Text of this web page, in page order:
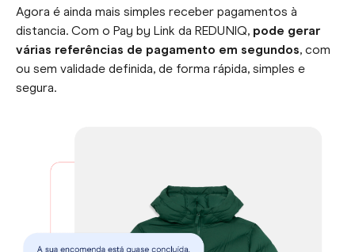
Agora é ainda mais simples receber pagamentos à
distancia. Com o Pay by Link da REDUNIQ, pode gerar
várias referências de pagamento em segundos, com
ou sem validade definida, de forma rápida, simples e
segura.